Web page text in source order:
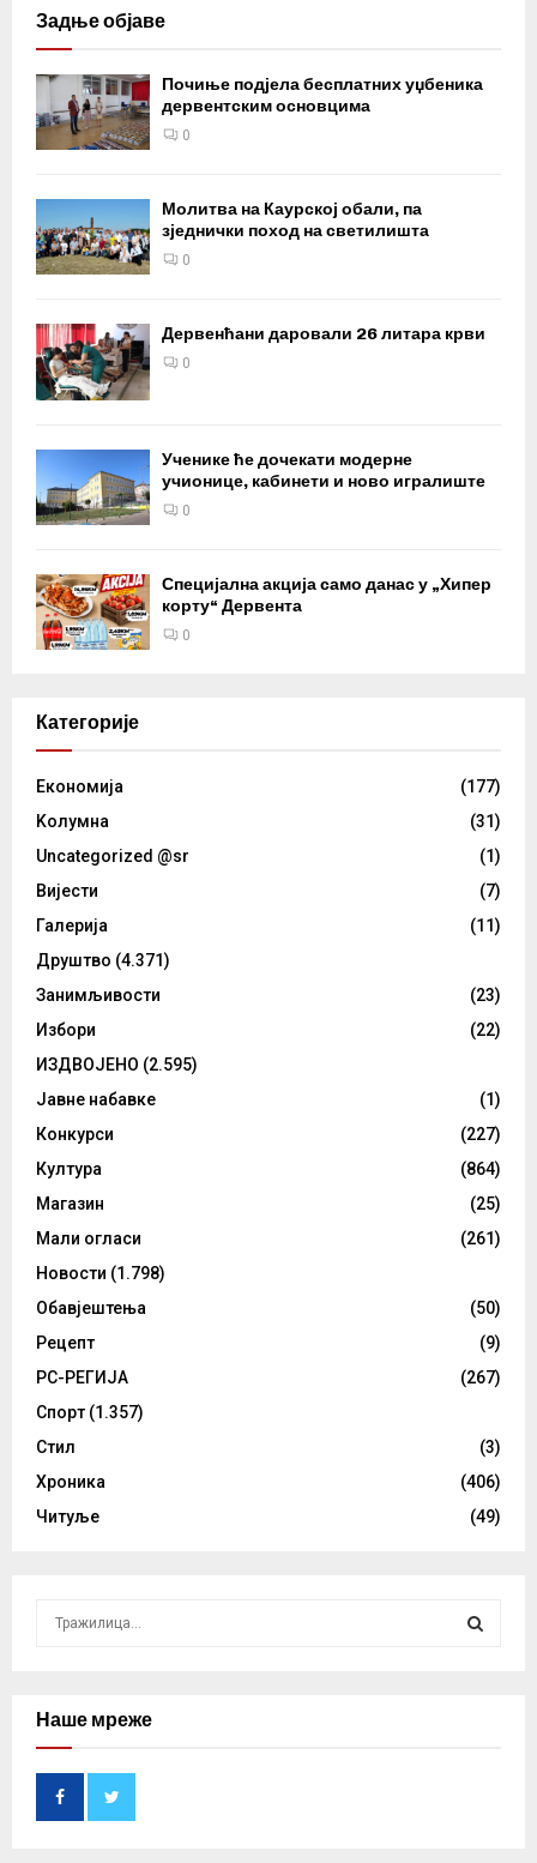
Задње објаве
Почиње подјела бесплатних уџбеника
дервентским основцима
0
Молитва на Каурској обали, па
зједнички поход на светилишта
0
Дервенћани даровали 26 литара крви
0
Ученике ће дочекати модерне
учионице, кабинети и ново игралиште
0
Специјална акција само данас у „Хипер
корту“ Дервента
0
Категорије
Eкономија
(177)
Kолумнa
(31)
Uncategorized @sr
(1)
Вијести
(7)
Галерија
(11)
Друштво (4.371)
Занимљивости
(23)
Избори
(22)
ИЗДВОЈЕНО (2.595)
Јавне набавке
(1)
Конкурси
(227)
Култура
(864)
Магазин
(25)
Мали огласи
(261)
Новости (1.798)
Обавјештења
(50)
Рецепт
(9)
РС-РЕГИЈА
(267)
Спорт (1.357)
Стил
(3)
Хроника
(406)
Читуље
(49)
cНаше мреже